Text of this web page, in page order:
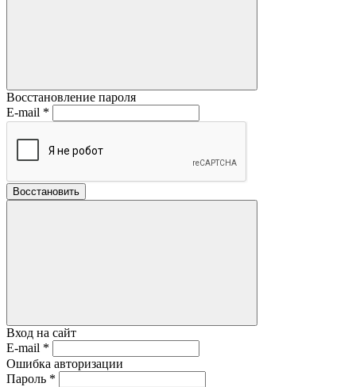
Восстановление пароля
E-mail *
Восстановить
Вход на сайт
E-mail *
Ошибка авторизации
Пароль *